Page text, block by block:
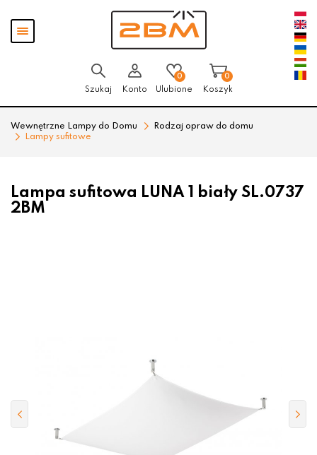
Pokaż
menu
Szukaj Konto
0
Ulubione
0
Koszyk
Wewnętrzne Lampy do Domu
Rodzaj opraw do domu
Lampy sufitowe
Lampa sufitowa LUNA 1 biały SL.0737
2BM